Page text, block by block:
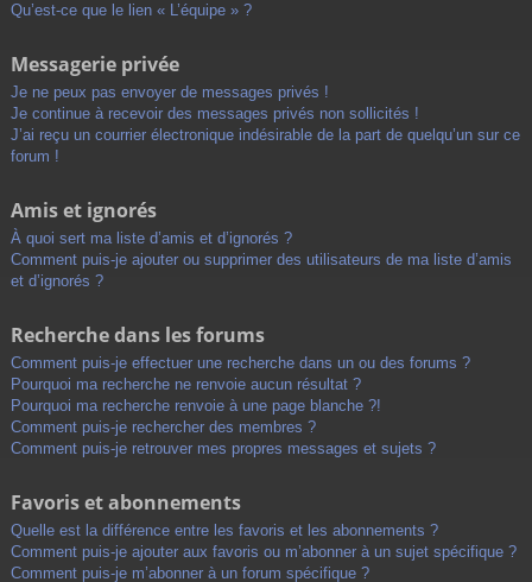
Qu’est-ce que le lien « L’équipe » ?
Messagerie privée
Je ne peux pas envoyer de messages privés !
Je continue à recevoir des messages privés non sollicités !
J’ai reçu un courrier électronique indésirable de la part de quelqu’un sur ce
forum !
Amis et ignorés
À quoi sert ma liste d’amis et d’ignorés ?
Comment puis-je ajouter ou supprimer des utilisateurs de ma liste d’amis
et d’ignorés ?
Recherche dans les forums
Comment puis-je effectuer une recherche dans un ou des forums ?
Pourquoi ma recherche ne renvoie aucun résultat ?
Pourquoi ma recherche renvoie à une page blanche ?!
Comment puis-je rechercher des membres ?
Comment puis-je retrouver mes propres messages et sujets ?
Favoris et abonnements
Quelle est la différence entre les favoris et les abonnements ?
Comment puis-je ajouter aux favoris ou m’abonner à un sujet spécifique ?
Comment puis-je m’abonner à un forum spécifique ?